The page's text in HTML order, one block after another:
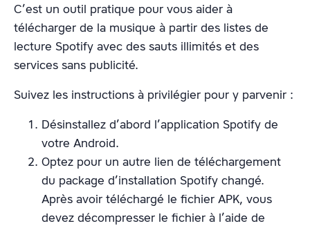
C’est un outil pratique pour vous aider à
télécharger de la musique à partir des listes de
lecture Spotify avec des sauts illimités et des
services sans publicité.
Suivez les instructions à privilégier pour y parvenir :
Désinstallez d’abord l’application Spotify de
votre Android.
Optez pour un autre lien de téléchargement
du package d’installation Spotify changé.
Après avoir téléchargé le fichier APK, vous
devez décompresser le fichier à l’aide de